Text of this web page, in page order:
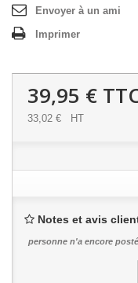
Envoyer à un ami
Imprimer
39,95 €
33,02 € HT
Notes et avis
personne n'a encore